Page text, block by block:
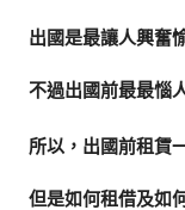
出國是最讓人興奮
不過出國前最最惱
所以，出國前租賃
但是如何租借及如